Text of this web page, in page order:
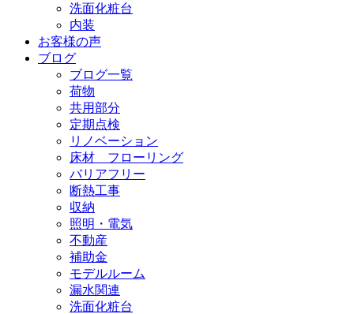
洗面化粧台
内装
お客様の声
ブログ
ブログ一覧
荷物
共用部分
定期点検
リノベーション
床材 フローリング
バリアフリー
断熱工事
収納
照明・電気
不動産
補助金
モデルルーム
漏水関連
洗面化粧台